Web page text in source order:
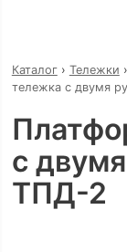
Каталог› Тележки ›
тележка с двумя
с
ТПД-2